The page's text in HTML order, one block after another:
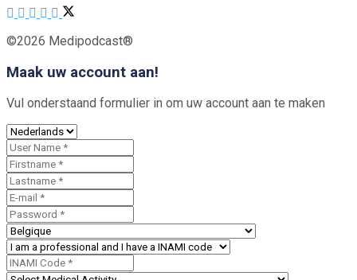
©2026 Medipodcast®
Maak uw account aan!
Vul onderstaand formulier in om uw account aan te maken